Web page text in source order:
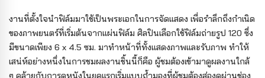
งานที่ตั้งใจนำฟิล์มมาใช้เป็นพระเอกในการจัดแสดง เพื่อรำลึกถึงกำเนิด
ของภาพยนตร์ที่เริ่มต้นจากแผ่นฟิล์ม ศิลปินเลือกใช้ฟิล์มถ่ายรูป 120 ซึ่ง
มีขนาดเพียง 6 x 4.5 ซม. มาทำหน้าที่ทั้งแสดงภาพและรับภาพ ทำให้
เสน่ห์อย่างหนึ่งในการชมผลงานชิ้นนี้ก็คือ ผู้ชมต้องเข้ามาดูผลงานใกล้
ๆ คล้ายกับการดูหนังในยุคแรกเริ่มแบบถ้ำมองที่ผู้ชมต้องส่องดูผ่านช่อง